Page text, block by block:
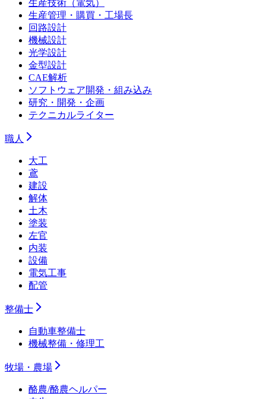
生産技術（電気）
生産管理・購買・工場長
回路設計
機械設計
光学設計
金型設計
CAE解析
ソフトウェア開発・組み込み
研究・開発・企画
テクニカルライター
職人
大工
鳶
建設
解体
土木
塗装
左官
内装
設備
電気工事
配管
整備士
自動車整備士
機械整備・修理工
牧場・農場
酪農/酪農ヘルパー